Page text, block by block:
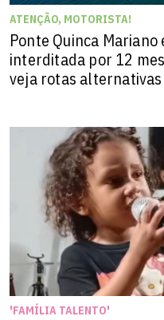
ATENÇÃO, MOTORISTA!
Ponte Quinca
interditada por 12
veja rotas alternativas
'FAMÍLIA TALENTO'